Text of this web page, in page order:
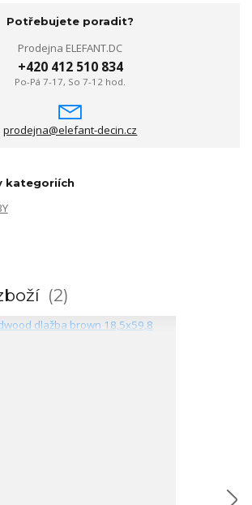
Potřebujete poradit?
Prodejna ELEFANT.DC
+420 412 510 834
Po-Pá 7-17, So 7-12 hod.
prodejna@elefant-decin.cz
kategoriích
2